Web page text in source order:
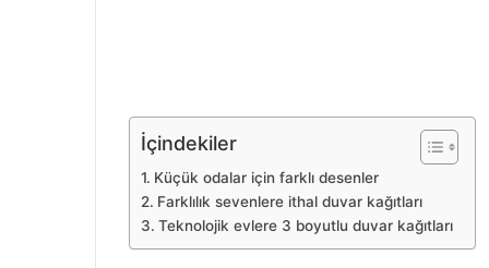
İçindekiler
Küçük odalar için farklı desenler
Farklılık sevenlere ithal duvar kağıtları
Teknolojik evlere 3 boyutlu duvar kağıtları